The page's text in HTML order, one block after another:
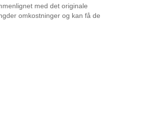
med det originale
omkostninger og kan få de